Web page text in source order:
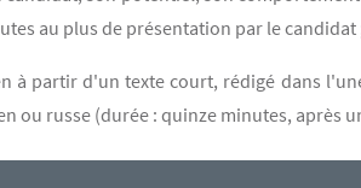
au plus de présentation par le candidat
à partir d'un texte court, rédigé dans
russe (durée : quinze minutes, après